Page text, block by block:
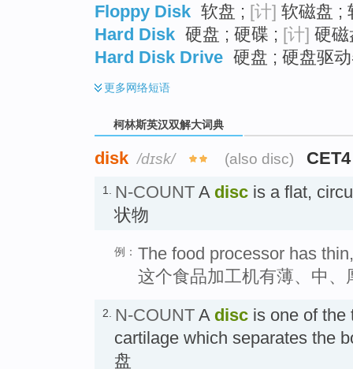
Floppy Disk 软盘 ; [计] 软磁盘 ;
Hard Disk 硬盘 ; 硬碟 ; [计] 硬
Hard Disk Drive 硬盘 ; 硬盘驱
更多网络短语
柯林斯英汉双解大词典
disk /dɪsk/ (also disc)
1. N-COUNT A disc is a flat,
状物
例： The food processor has
这个食品加工机有薄、中、
2. N-COUNT A disc is one of the
cartilage which separates the
盘